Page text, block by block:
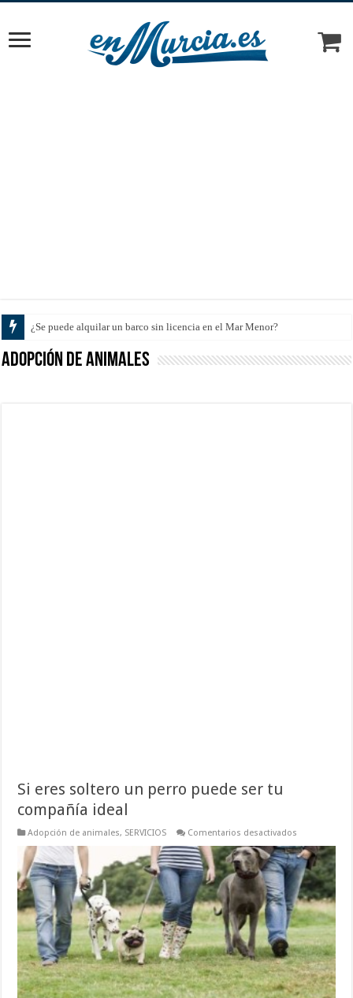
Cómo elegir el tratamiento ideal según
Adopción de animales
Si eres soltero un perro puede ser tu
compañía ideal
Adopción de animales, SERVICIOS Comentarios desactivados
eres
soltero
un
perro
puede
ser
tu
compañía
ideal